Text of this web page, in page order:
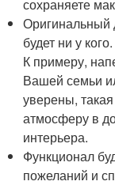
сохраняете
Оригинальный
будет ни у
К примеру,
Вашей семьи
уверены,
атмосферу в
интерьера.
Функционал
пожеланий и